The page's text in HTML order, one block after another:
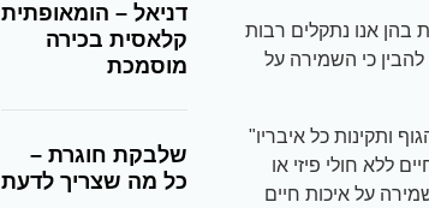
בהן אנו נתקלים רבות
כי השמירה על
ותקינות כל איבריו"
ללא חולי פיזי או
על איכות חיים
דניאל – הומאופתית
קלאסית בכירה
מוסמכת
שלבקת חוגרת –
כל מה שצריך לדעת